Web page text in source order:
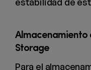
Almacenamiento
Storage
Para el